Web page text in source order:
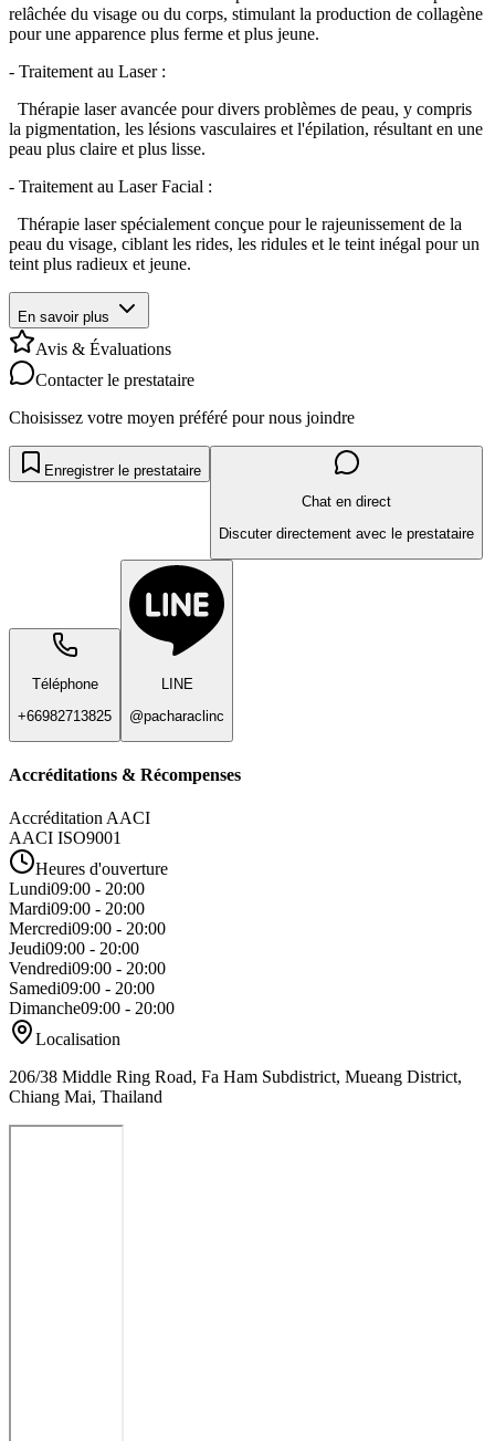
relâchée du visage ou du corps, stimulant la production de collagène
pour une apparence plus ferme et plus jeune.
- Traitement au Laser :
Thérapie laser avancée pour divers problèmes de peau, y compris
la pigmentation, les lésions vasculaires et l'épilation, résultant en une
peau plus claire et plus lisse.
- Traitement au Laser Facial :
Thérapie laser spécialement conçue pour le rajeunissement de la
peau du visage, ciblant les rides, les ridules et le teint inégal pour un
teint plus radieux et jeune.
En savoir plus
Avis & Évaluations
Contacter le prestataire
Choisissez votre moyen préféré pour nous joindre
Enregistrer le prestataire
Chat en direct
Discuter directement avec le prestataire
Téléphone
+66982713825
LINE
@pacharaclinc
Accréditations & Récompenses
Accréditation AACI
AACI ISO9001
Heures d'ouverture
Lundi09:00 - 20:00
Mardi09:00 - 20:00
Mercredi09:00 - 20:00
Jeudi09:00 - 20:00
Vendredi09:00 - 20:00
Samedi09:00 - 20:00
Dimanche09:00 - 20:00
Localisation
206/38 Middle Ring Road, Fa Ham Subdistrict, Mueang District,
Chiang Mai, Thailand